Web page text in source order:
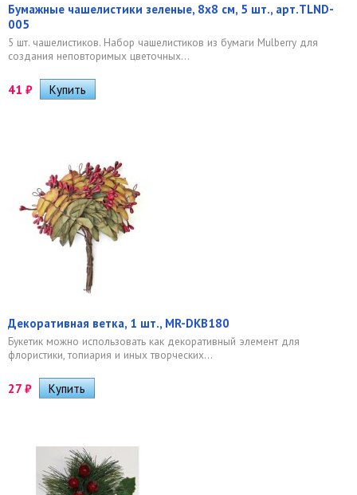
Бумажные чашелистики зеленые, 8х8 см, 5 шт., арт.TLND-
005
5 шт. чашелистиков. Набор чашелистиков из бумаги Mulberry для
создания неповторимых цветочных...
41 ₽
Декоративная ветка, 1 шт., MR-DKB180
Букетик можно использовать как декоративный элемент для
флористики, топиария и иных творческих...
27 ₽